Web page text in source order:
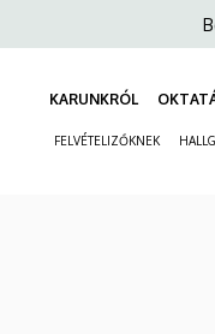
KARUNKRÓL
FELVÉTELIZŐKNEK